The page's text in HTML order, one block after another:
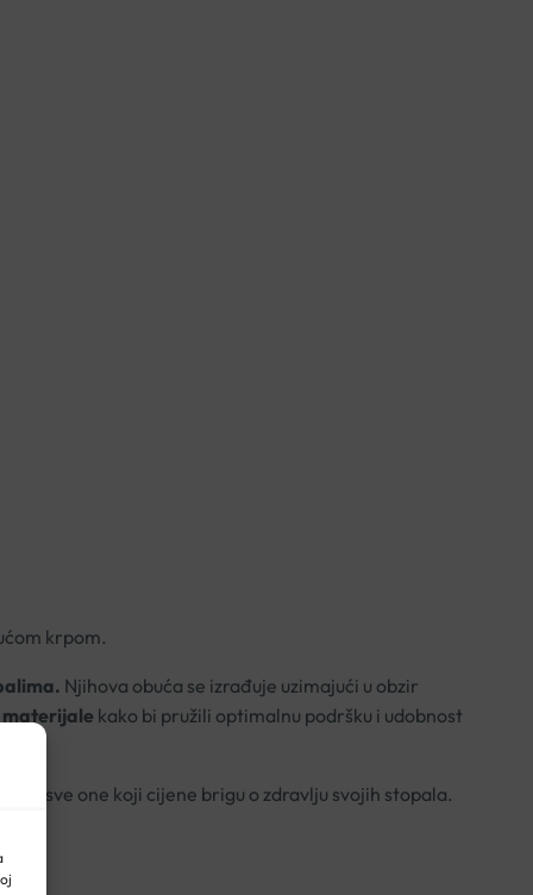
krpom.
Njihova obuća se izrađuje uzimajući u obzir
kako bi pružili optimalnu podršku i udobnost
za sve one koji cijene brigu o zdravlju svojih stopala.